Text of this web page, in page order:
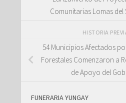
Comunitarias Lomas del
HISTORIA
54 Municipios Afectados
Forestales Comenzaron a
de Apoyo del
FUNERARIA YUNGAY